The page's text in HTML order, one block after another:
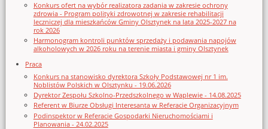
Konkurs ofert na wybór realizatora zadania w zakresie ochrony
zdrowia - Program polityki zdrowotnej w zakresie rehabilitacji
leczniczej dla mieszkańców Gminy Olsztynek na lata 2025-2027 na
rok 2026
Harmonogram kontroli punktów sprzedaży i podawania napojów
alkoholowych w 2026 roku na terenie miasta i gminy Olsztynek
Praca
Konkurs na stanowisko dyrektora Szkoły Podstawowej nr 1 im.
Noblistów Polskich w Olsztynku - 19.06.2026
Dyrektor Zespołu Szkolno-Przedszkolnego w Waplewie - 14.08.2025
Referent w Biurze Obsługi Interesanta w Referacie Organizacyjnym
Podinspektor w Referacie Gospodarki Nieruchomościami i
Planowania - 24.02.2025